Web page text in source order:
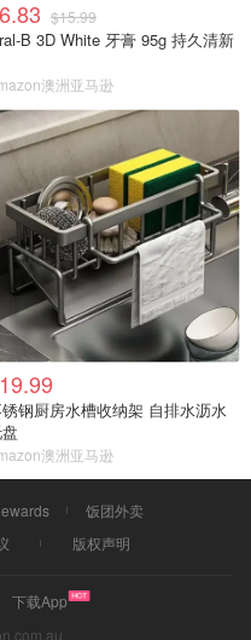
$15.99
B 3D White 牙膏 95g 持久清新
澳洲亚马逊
钢厨房水槽收纳架 自排水沥水
澳洲亚马逊
饭团外卖
版权声明
下载App